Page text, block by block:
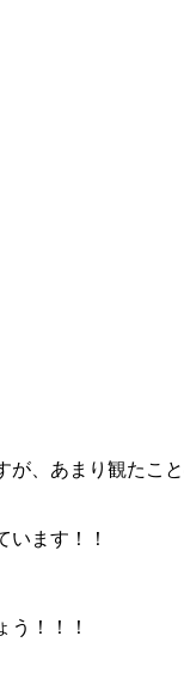
、あまり観た
います！！
！！！